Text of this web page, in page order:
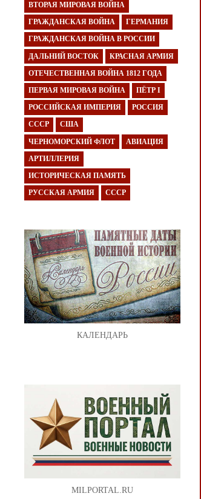
ВТОРАЯ МИРОВАЯ ВОЙНА
ГРАЖДАНСКАЯ ВОЙНА ГЕРМАНИЯ
ГРАЖДАНСКАЯ ВОЙНА В РОССИИ
ДАЛЬНИЙ ВОСТОК КРАСНАЯ АРМИЯ
ОТЕЧЕСТВЕННАЯ ВОЙНА 1812 ГОДА
ПЕРВАЯ МИРОВАЯ ВОЙНА ПЁТР I
РОССИЙСКАЯ ИМПЕРИЯ РОССИЯ
СССР США
ЧЕРНОМОРСКИЙ ФЛОТ АВИАЦИЯ
АРТИЛЛЕРИЯ
ИСТОРИЧЕСКАЯ ПАМЯТЬ
РУССКАЯ АРМИЯ СССР
КАЛЕНДАРЬ
MILPORTAL.RU